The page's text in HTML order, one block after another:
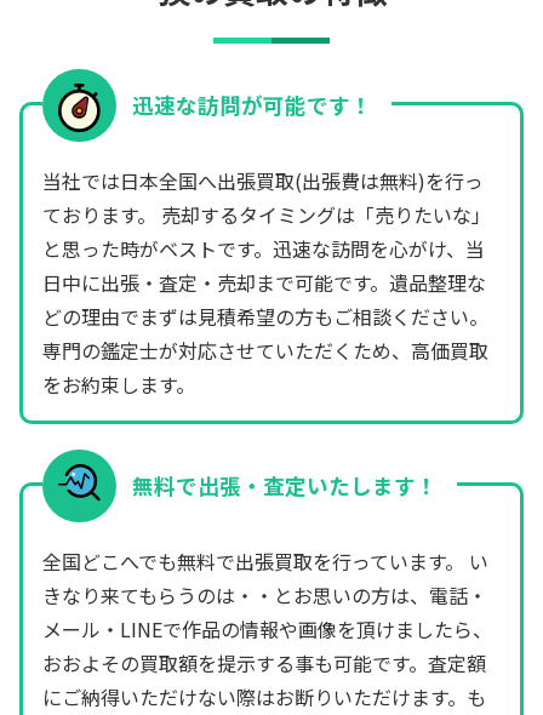
迅速な訪問が可能です！
当社では日本全国へ出張買取(出張費は無料)を行っ
ております。 売却するタイミングは「売りたいな」
と思った時がベストです。迅速な訪問を心がけ、当
日中に出張・査定・売却まで可能です。遺品整理な
どの理由でまずは見積希望の方もご相談ください。
専門の鑑定士が対応させていただくため、高価買取
をお約束します。
無料で出張・査定いたします！
全国どこへでも無料で出張買取を行っています。 い
きなり来てもらうのは・・とお思いの方は、電話・
メール・LINEで作品の情報や画像を頂けましたら、
おおよその買取額を提示する事も可能です。査定額
にご納得いただけない際はお断りいただけます。も